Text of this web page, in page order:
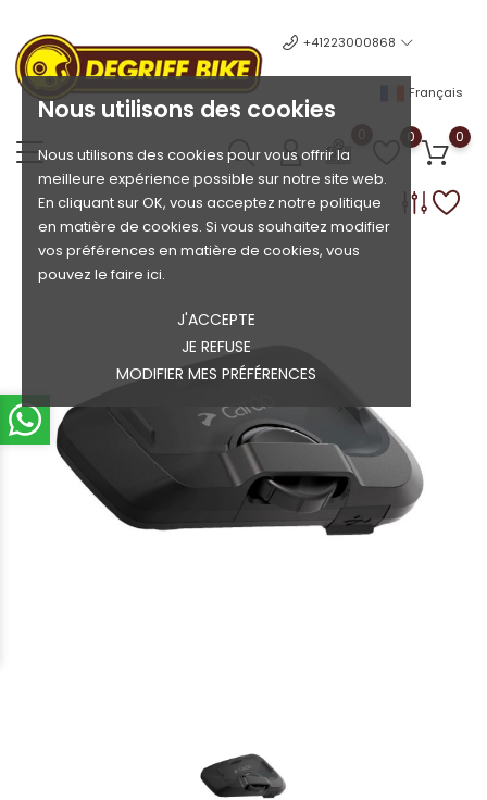
Nous utilisons des cookies
Nous utilisons des cookies pour vous offrir la
meilleure expérience possible sur notre site web.
En cliquant sur OK, vous acceptez notre politique
en matière de cookies. Si vous souhaitez modifier
vos préférences en matière de cookies, vous
pouvez le faire ici.
J'ACCEPTE
JE REFUSE
MODIFIER MES PRÉFÉRENCES
+41223000868
Français
0 0